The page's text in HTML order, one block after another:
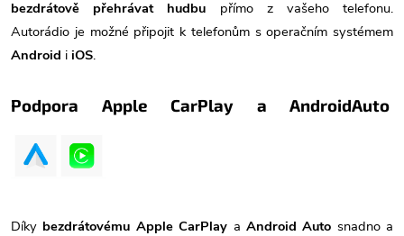
bezdrátově přehrávat hudbu přímo z vašeho telefonu.
Autorádio je možné připojit k telefonům s operačním systémem
Android i iOS.
Podpora Apple CarPlay a AndroidAuto
Díky bezdrátovému Apple CarPlay a Android Auto snadno a